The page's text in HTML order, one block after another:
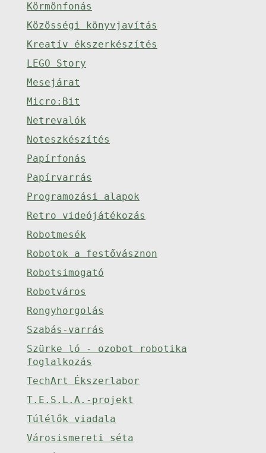
Körmönfonás
Közösségi könyvjavítás
Kreatív ékszerkészítés
LEGO Story
Mesejárat
Micro:Bit
Netrevalók
Noteszkészítés
Papírfonás
Papírvarrás
Programozási alapok
Retro videójátékozás
Robotmesék
Robotok a festővásznon
Robotsimogató
Robotváros
Rongyhorgolás
Szabás-varrás
Szürke ló - ozobot robotika
foglalkozás
TechArt Ékszerlabor
T.E.S.L.A.-projekt
Túlélők viadala
Városismereti séta